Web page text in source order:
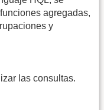
agregadas,
y
las consultas.